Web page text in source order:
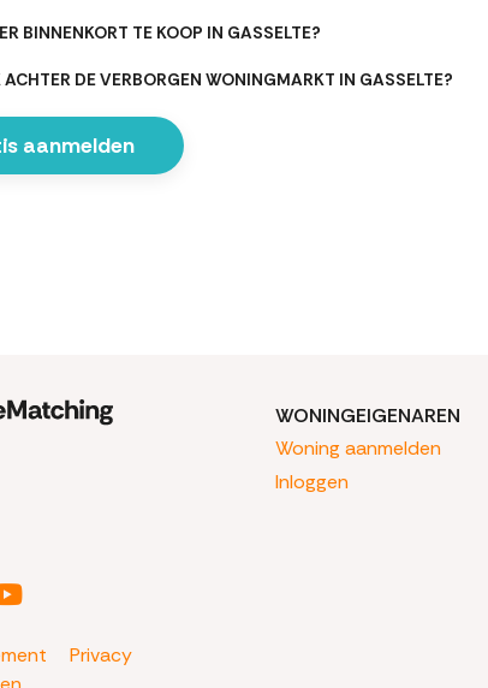
BINNENKORT TE KOOP IN GASSELTE?
ACHTER DE VERBORGEN WONINGMARKT IN GASSELTE?
aanmelden
Privacy
WONINGEIGENAREN
Woning aanmelden
Inloggen